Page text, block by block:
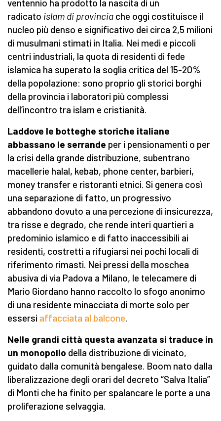
ventennio ha prodotto la nascita di un
radicato islam di provincia che oggi costituisce il
nucleo più denso e significativo dei circa 2,5 milioni
di musulmani stimati in Italia. Nei medi e piccoli
centri industriali, la quota di residenti di fede
islamica ha superato la soglia critica del 15-20%
della popolazione: sono proprio gli storici borghi
della provincia i laboratori più complessi
dell’incontro tra islam e cristianità.
Laddove le botteghe storiche italiane
abbassano le serrande per i pensionamenti o per
la crisi della grande distribuzione, subentrano
macellerie halal, kebab, phone center, barbieri,
money transfer e ristoranti etnici. Si genera così
una separazione di fatto, un progressivo
abbandono dovuto a una percezione di insicurezza,
tra risse e degrado, che rende interi quartieri a
predominio islamico e di fatto inaccessibili ai
residenti, costretti a rifugiarsi nei pochi locali di
riferimento rimasti. Nei pressi della moschea
abusiva di via Padova a Milano, le telecamere di
Mario Giordano hanno raccolto lo sfogo anonimo
di una residente minacciata di morte solo per
essersi affacciata al balcone.
Nelle grandi città questa avanzata si traduce in
un monopolio della distribuzione di vicinato,
guidato dalla comunità bengalese. Boom nato dalla
liberalizzazione degli orari del decreto “Salva Italia”
di Monti che ha finito per spalancare le porte a una
proliferazione selvaggia.